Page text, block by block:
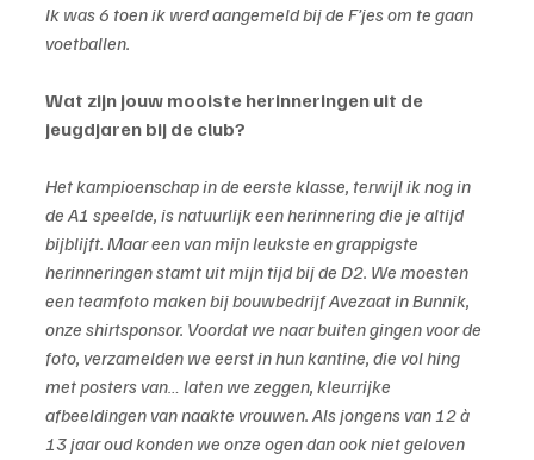
Ik was 6 toen ik werd aangemeld bij de F’jes om te gaan
voetballen.
Wat zijn jouw mooiste herinneringen uit de
jeugdjaren bij de club?
Het kampioenschap in de eerste klasse, terwijl ik nog in
de A1 speelde, is natuurlijk een herinnering die je altijd
bijblijft. Maar een van mijn leukste en grappigste
herinneringen stamt uit mijn tijd bij de D2. We moesten
een teamfoto maken bij bouwbedrijf Avezaat in Bunnik,
onze shirtsponsor. Voordat we naar buiten gingen voor de
foto, verzamelden we eerst in hun kantine, die vol hing
met posters van… laten we zeggen, kleurrijke
afbeeldingen van naakte vrouwen. Als jongens van 12 à
13 jaar oud konden we onze ogen dan ook niet geloven